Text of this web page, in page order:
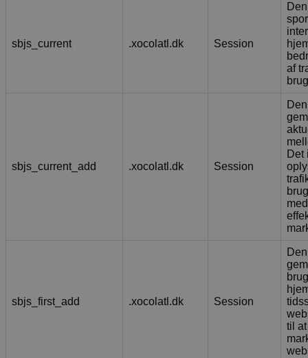
sbjs_current .xocolatl.dk Session
af
sbjs_current_add .xocolatl.dk Session
Det
sbjs_first_add .xocolatl.dk Session
til